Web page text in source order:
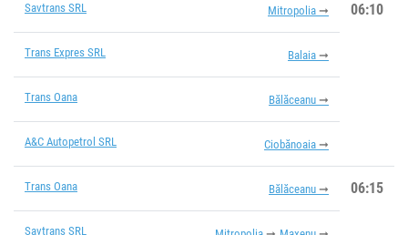
Savtrans SRL Mitropolia 06:10
Trans Expres SRL Balaia
Trans Oana Bălăceanu
A&C Autopetrol SRL Ciobănoaia
Trans Oana Bălăceanu 06:15
Savtrans SRL